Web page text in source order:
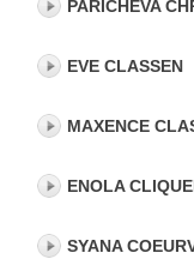
PARICHEVA
EVE CLASSEN
MAXENCE
ENOLA
SYANA